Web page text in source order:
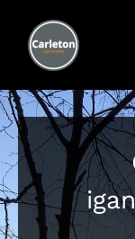
content